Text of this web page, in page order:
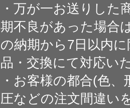
・万が一お送りした
期不良があった場合
の納期から7日以内
品・交換にて対応い
・お客様の都合(色、
圧などの注文間違い